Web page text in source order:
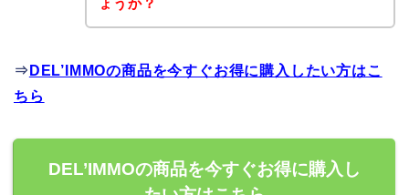
ょうか？
⇒ DEL’IMMOの商品を今すぐお得に購入したい方はこ
ちら
DEL’IMMOの商品を今すぐお得に購入し